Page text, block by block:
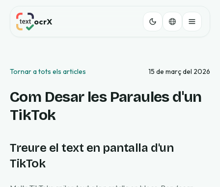
ocrX
Tornar a tots els articles 15 de març del 2026
Com Desar les Paraules d'un
TikTok
Treure el text en pantalla d'un
TikTok